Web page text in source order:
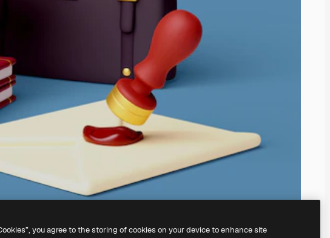
you agree to the storing of cookies on your device to enhance site